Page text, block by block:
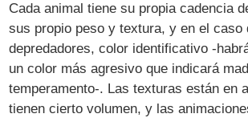
Cada animal tiene su propia cadencia
sus propio peso y textura, y en el caso
depredadores, color identificativo -
un color más agresivo que indicará
temperamento-. Las texturas están en
tienen cierto volumen, y las